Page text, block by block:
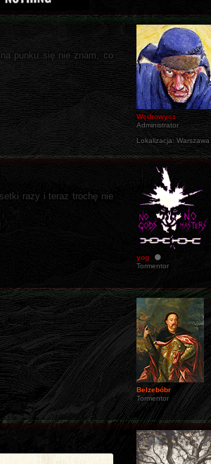
Wędrowycz
Administrator
Lokalizacja: Warszawa
punku się nie znam, co
yog
Tormentor
razy i teraz trochę nie
Belzebóbr
Tormentor